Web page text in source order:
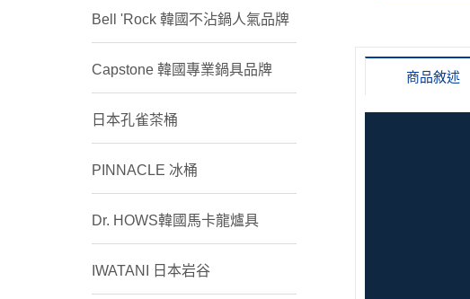
Bell 'Rock 韓國不沾鍋人氣品牌
Capstone 韓國專業鍋具品牌
日本孔雀茶桶
PINNACLE 冰桶
Dr. HOWS韓國馬卡龍爐具
IWATANI 日本岩谷
商品敘述